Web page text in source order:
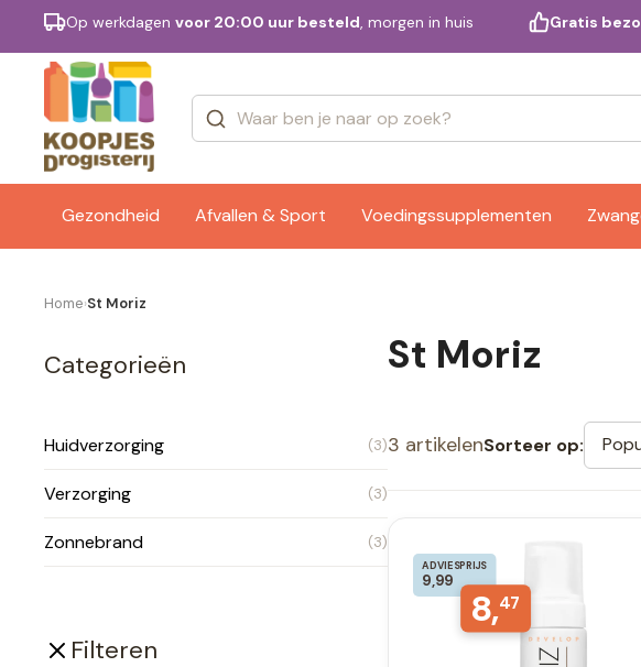
Op werkdagen voor 20:00 uur besteld, morgen in huis Gratis
Gezondheid Afvallen & Sport Voedingssupplementen
Merken
Home›St Moriz
Categorieën
Huidverzorging (3)
Verzorging (3)
Zonnebrand (3)
Filteren
St Moriz
3 artikelenSorteer op:
ADVIESPRIJS
9,99
8,47